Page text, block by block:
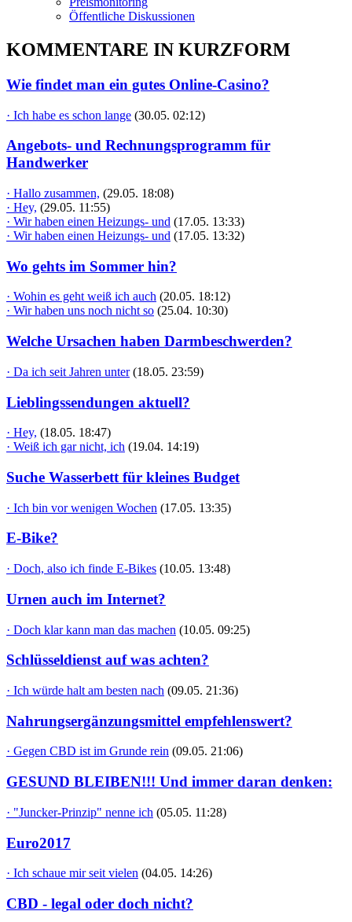
Öffentliche Diskussionen
KOMMENTARE IN KURZFORM
Wie findet man ein gutes Online-Casino?
· Ich habe es schon lange (30.05. 02:12)
Angebots- und Rechnungsprogramm für
Handwerker
· Hallo zusammen, (29.05. 18:08)
· Hey, (29.05. 11:55)
· Wir haben einen Heizungs- und (17.05. 13:33)
· Wir haben einen Heizungs- und (17.05. 13:32)
Wo gehts im Sommer hin?
· Wohin es geht weiß ich auch (20.05. 18:12)
· Wir haben uns noch nicht so (25.04. 10:30)
Welche Ursachen haben Darmbeschwerden?
· Da ich seit Jahren unter (18.05. 23:59)
Lieblingssendungen aktuell?
· Hey, (18.05. 18:47)
· Weiß ich gar nicht, ich (19.04. 14:19)
Suche Wasserbett für kleines Budget
· Ich bin vor wenigen Wochen (17.05. 13:35)
E-Bike?
· Doch, also ich finde E-Bikes (10.05. 13:48)
Urnen auch im Internet?
· Doch klar kann man das machen (10.05. 09:25)
Schlüsseldienst auf was achten?
· Ich würde halt am besten nach (09.05. 21:36)
Nahrungsergänzungsmittel empfehlenswert?
· Gegen CBD ist im Grunde rein (09.05. 21:06)
GESUND BLEIBEN!!! Und immer daran denken:
· "Juncker-Prinzip" nenne ich (05.05. 11:28)
Euro2017
· Ich schaue mir seit vielen (04.05. 14:26)
CBD - legal oder doch nicht?